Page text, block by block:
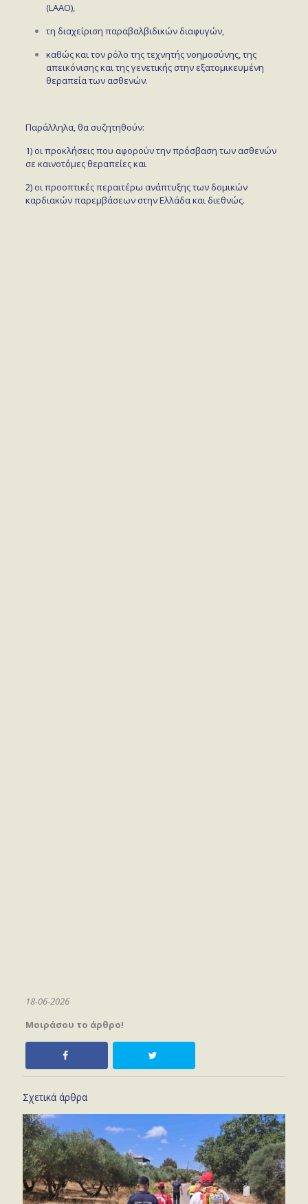
(LAAO),
τη διαχείριση παραβαλβιδικών διαφυγών,
καθώς και τον ρόλο της τεχνητής νοημοσύνης, της
απεικόνισης και της γενετικής στην εξατομικευμένη
θεραπεία των ασθενών.
Παράλληλα, θα συζητηθούν:
1) οι προκλήσεις που αφορούν την πρόσβαση των ασθενών
σε καινοτόμες θεραπείες και
2) οι προοπτικές περαιτέρω ανάπτυξης των δομικών
καρδιακών παρεμβάσεων στην Ελλάδα και διεθνώς.
18-06-2026
Μοιράσου το άρθρο!
Σχετικά άρθρα